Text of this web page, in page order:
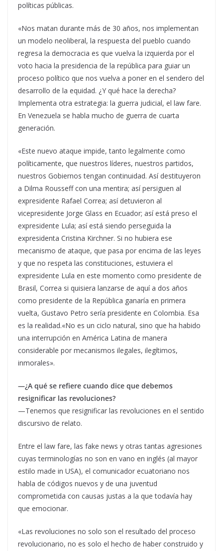
políticas públicas.
«Nos matan durante más de 30 años, nos implementan
un modelo neoliberal, la respuesta del pueblo cuando
regresa la democracia es que vuelva la izquierda por el
voto hacia la presidencia de la república para guiar un
proceso político que nos vuelva a poner en el sendero del
desarrollo de la equidad. ¿Y qué hace la derecha?
Implementa otra estrategia: la guerra judicial, el law fare.
En Venezuela se habla mucho de guerra de cuarta
generación.
«Este nuevo ataque impide, tanto legalmente como
políticamente, que nuestros líderes, nuestros partidos,
nuestros Gobiernos tengan continuidad. Así destituyeron
a Dilma Rousseff con una mentira; así persiguen al
expresidente Rafael Correa; así detuvieron al
vicepresidente Jorge Glass en Ecuador; así está preso el
expresidente Lula; así está siendo perseguida la
expresidenta Cristina Kirchner. Si no hubiera ese
mecanismo de ataque, que pasa por encima de las leyes
y que no respeta las constituciones, estuviera el
expresidente Lula en este momento como presidente de
Brasil, Correa si quisiera lanzarse de aquí a dos años
como presidente de la República ganaría en primera
vuelta, Gustavo Petro sería presidente en Colombia. Esa
es la realidad.«No es un ciclo natural, sino que ha habido
una interrupción en América Latina de manera
considerable por mecanismos ilegales, ilegítimos,
inmorales».
—¿A qué se refiere cuando dice que debemos
resignificar las revoluciones?
—Tenemos que resignificar las revoluciones en el sentido
discursivo de relato.
Entre el law fare, las fake news y otras tantas agresiones
cuyas terminologías no son en vano en inglés (al mayor
estilo made in USA), el comunicador ecuatoriano nos
habla de códigos nuevos y de una juventud
comprometida con causas justas a la que todavía hay
que emocionar.
«Las revoluciones no solo son el resultado del proceso
revolucionario, no es solo el hecho de haber construido y